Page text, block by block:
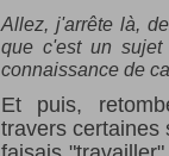
Allez, j'arrête là,
que c'est un sujet
connaissance de
Et puis,
travers certaines